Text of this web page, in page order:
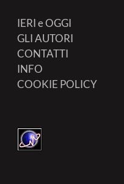
IERI e OGGI
GLI AUTORI
CONTATTI
INFO
COOKIE POLICY